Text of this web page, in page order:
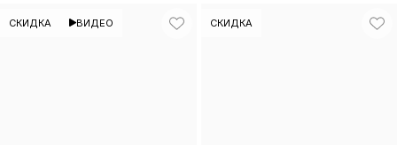
СКИДКА ВИДЕО СКИДКА